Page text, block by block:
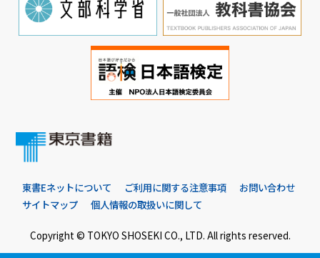
東書Eネットについて ご利用に関する注意事項
お問い合わせ
サイトマップ
個人情報の取扱いに関して
Copyright © TOKYO SHOSEKI CO., LTD. All rights reserved.